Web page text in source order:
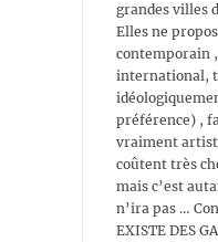
grandes villes
Elles ne
contemporain
international,
préférence) ,
vraiment
coûtent très
mais c’est
n’ira pas …
EXISTE DES